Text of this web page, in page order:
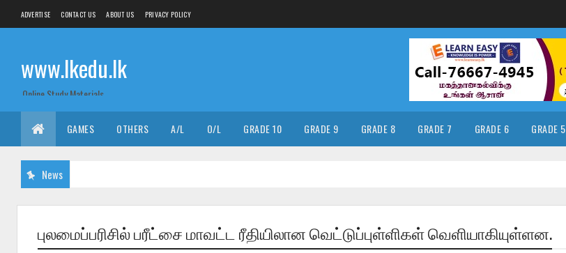
ADVERTISE CONTACT US ABOUT US PRIVACY POLICY
www.lkedu.lk
Online Study Materials
GAMES OTHERS A/L O/L GRADE 10 GRADE 9 GRADE 8 GRADE 7 GRADE 6 GRADE 5
News
புலமைப்பரிசில் பரீட்சை மாவட்ட ரீதியிலான வெட்டுப்புள்ளிகள் வெளியாகியுள்ளன.